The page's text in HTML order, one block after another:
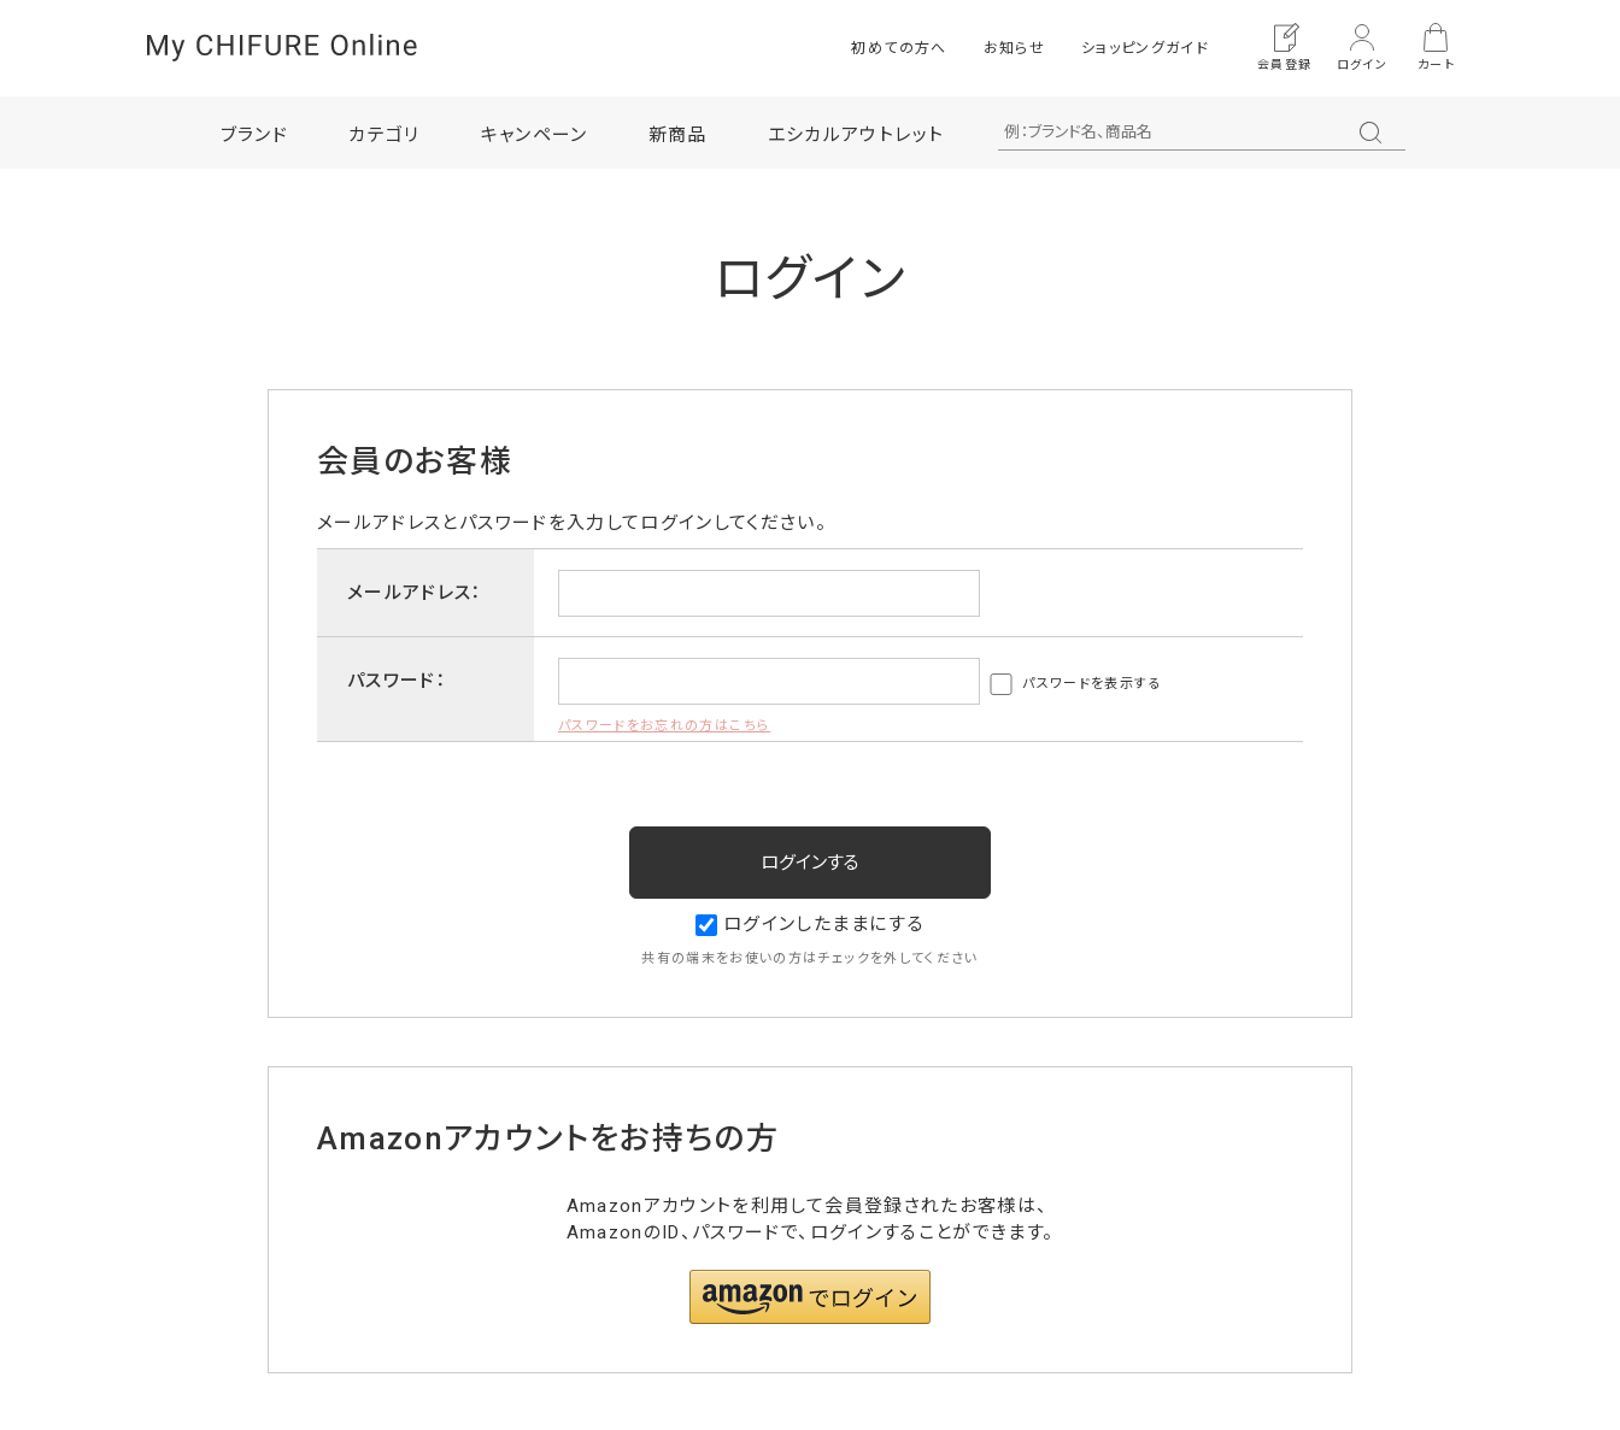
初めての方へ お知らせ ショッピングガイド
会員登録 ログイン カート
ブランド カテゴリ キャンペーン 新商品 エシカルアウトレット
ログイン
会員のお客様
メールアドレスとパスワードを入力してログインしてください。
メールアドレス：
パスワード： パスワードを表示する
パスワードをお忘れの方はこちら
ログインしたままにする
共有の端末をお使いの方はチェックを外してください
Amazonアカウントをお持ちの方
Amazonアカウントを利用して会員登録されたお客様は、
AmazonのID、パスワードで、ログインすることができます。